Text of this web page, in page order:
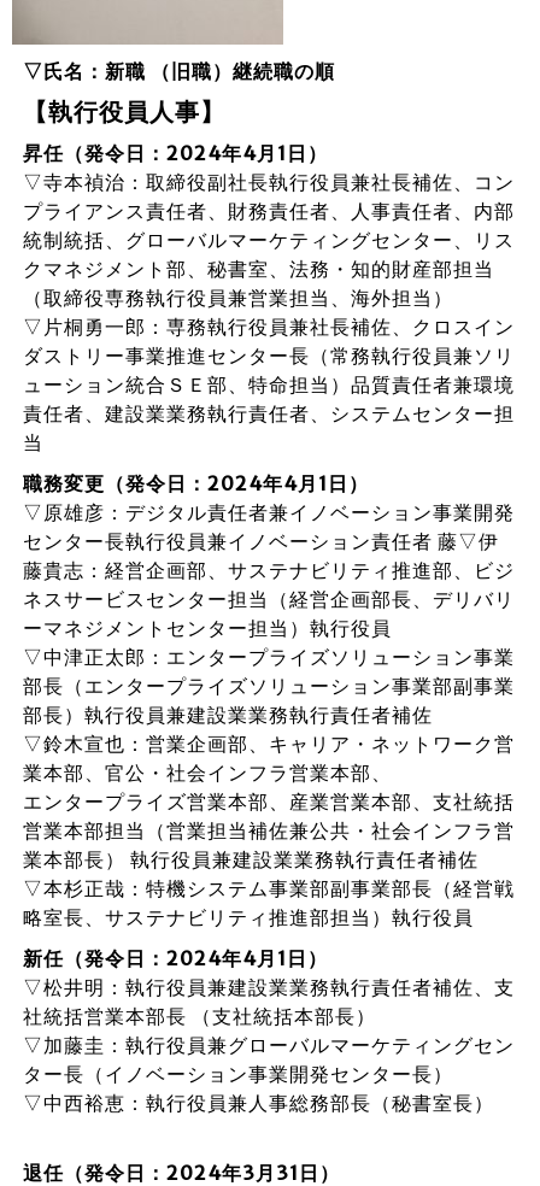
▽氏名：新職 （旧職）継続職の順
【執行役員人事】
昇任（発令日：2024年4月1日）
▽寺本禎治：取締役副社長執行役員兼社長補佐、コン
プライアンス責任者、財務責任者、人事責任者、内部
統制統括、グローバルマーケティングセンター、リス
クマネジメント部、秘書室、法務・知的財産部担当
（取締役専務執行役員兼営業担当、海外担当）
▽片桐勇一郎：専務執行役員兼社長補佐、クロスイン
ダストリー事業推進センター長（常務執行役員兼ソリ
ューション統合ＳＥ部、特命担当）品質責任者兼環境
責任者、建設業業務執行責任者、システムセンター担
当
職務変更（発令日：2024年4月1日）
▽原雄彦：デジタル責任者兼イノベーション事業開発
センター長執行役員兼イノベーション責任者 藤▽伊
藤貴志：経営企画部、サステナビリティ推進部、ビジ
ネスサービスセンター担当（経営企画部長、デリバリ
ーマネジメントセンター担当）執行役員
▽中津正太郎：エンタープライズソリューション事業
部長（エンタープライズソリューション事業部副事業
部長）執行役員兼建設業業務執行責任者補佐
▽鈴木宣也：営業企画部、キャリア・ネットワーク営
業本部、官公・社会インフラ営業本部、
エンタープライズ営業本部、産業営業本部、支社統括
営業本部担当（営業担当補佐兼公共・社会インフラ営
業本部長） 執行役員兼建設業業務執行責任者補佐
▽本杉正哉：特機システム事業部副事業部長（経営戦
略室長、サステナビリティ推進部担当）執行役員
新任（発令日：2024年4月1日）
▽松井明：執行役員兼建設業業務執行責任者補佐、支
社統括営業本部長 （支社統括本部長）
▽加藤圭：執行役員兼グローバルマーケティングセン
ター長（イノベーション事業開発センター長）
▽中西裕恵：執行役員兼人事総務部長（秘書室長）
退任（発令日：2024年3月31日）